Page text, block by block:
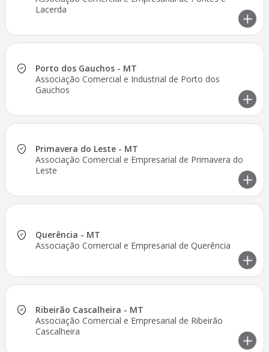
Lacerda
Porto dos Gauchos - MT
Associação Comercial e Industrial de Porto dos
Gauchos
Primavera do Leste - MT
Associação Comercial e Empresarial de Primavera do
Leste
Querência - MT
Associação Comercial e Empresarial de Querência
Ribeirão Cascalheira - MT
Associação Comercial e Empresarial de Ribeirão
Cascalheira